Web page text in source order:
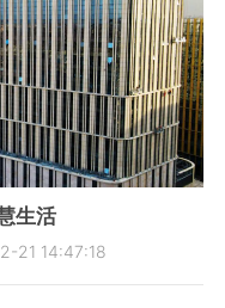
生活
21 14:47:18